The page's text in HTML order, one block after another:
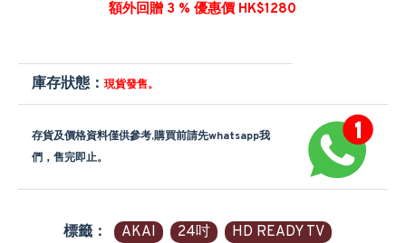
額外回贈 3 % 優惠價 HK$1280
庫存狀態： 現貨發售。
存貨及價格資料僅供參考,購買前請先whatsapp我
們，售完即止。
標籤： AKAI 24吋 HD READY TV